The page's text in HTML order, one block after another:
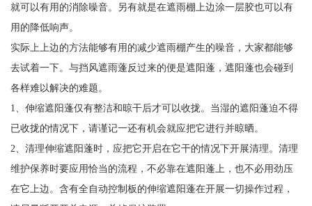
就可以有用的消除噪音。另有就是在遮雨棚上边涂一层胶也可以有
用的降低响声。
实际上上边的方法能够有用的减少遮雨棚产生的噪音，大家都能够
去试着一下。与挡风遮雨蓬反过来的便是遮阳蓬，遮阳蓬也会碰到
各样难以解决的难题。
1、伸缩遮阳蓬仅有整洁和晾干后才可以收拢。当湿的遮阳蓬迫不得
已收拢的情况下，请谨记一还有机会就应把它进行并晾晒。
2、清理伸缩遮阳蓬时，应把它开启在它干的情况下开展清理。清理
维护保养时要应用恰当的流程，不必靠在遮阳蓬上，也不必用劲压
在它上边。含有全自动控制板的伸缩遮阳蓬在开展一切操作过程，